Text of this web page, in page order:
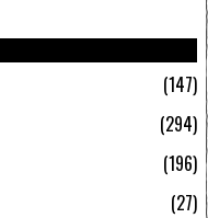
147
294
196
27